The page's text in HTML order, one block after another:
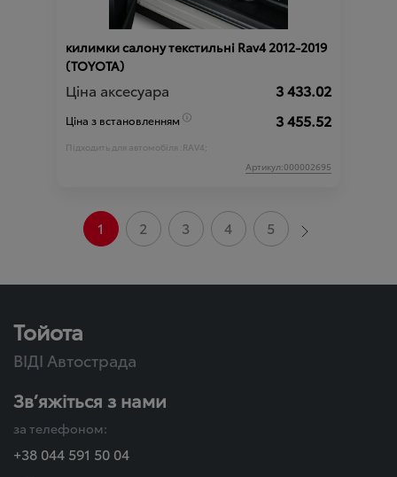
килимки салону текстильні Rav4 2012-2019
(TOYOTA)
Ціна аксесуара 3 433.02
Ціна з встановленням 3 455.52
Підходить для автомобіля :RAV4;
Артикул:000002695
1 2 3 4 5
Тойота
ВІДІ Автострада
Зв’яжіться з нами
за телефоном:
+38 044 591 50 04